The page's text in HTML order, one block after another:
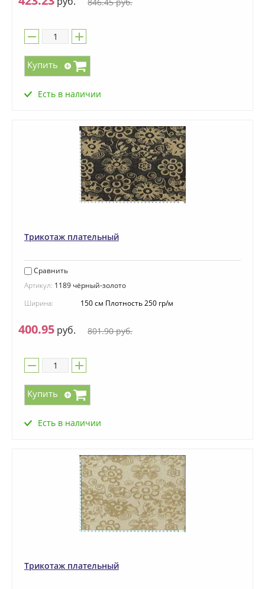
Купить
Есть в наличии
Трикотаж плательный
Сравнить
Артикул: 1189 чёрный-золото
Ширина:
150 см Плотность 250 гр/м
801.90руб.
400.95 руб.
Купить
Есть в наличии
Трикотаж плательный